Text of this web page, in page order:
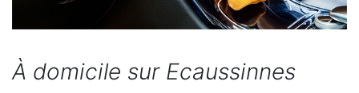
À domicile sur Ecaussinnes